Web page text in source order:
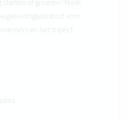
starten of groeien? Maak
voor
en het traject